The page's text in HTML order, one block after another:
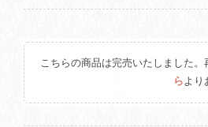
こちらの商品は完売いたしました。
らより